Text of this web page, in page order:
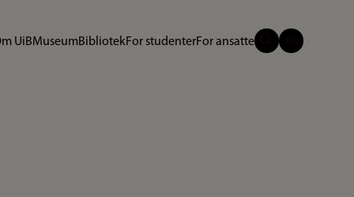
UiBMuseumBibliotekFor studenterFor ansatte